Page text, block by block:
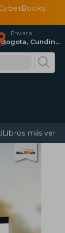
Enviar a
Bogota, Cundinamarca
Libros más